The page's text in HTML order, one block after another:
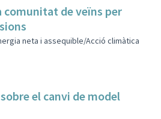
de veïns per
neta i assequible/Acció climàtica
el canvi de model